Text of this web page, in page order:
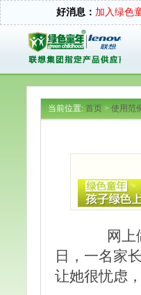
好消息： 加入绿色
当前位置: 首页> 使用范
网上做
日，一名家
让她很忧虑